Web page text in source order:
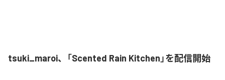
tsuki_maroi、「Scented Rain Kitchen」を配信開始